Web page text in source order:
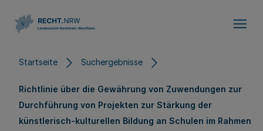
Startseite Suchergebnisse
Richtlinie über die Gewährung von Zuwendungen zur
Durchführung von Projekten zur Stärkung der
künstlerisch-kulturellen Bildung an Schulen im Rahmen